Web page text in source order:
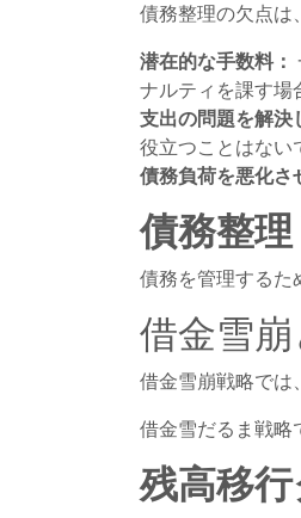
債務整理の欠点は
潜在的な手数料：
ナルティを課す場
支出の問題を解
役立つことはない
債務負荷を悪化さ
債務整
債務を管理するた
借金雪
借金雪崩戦略では
借金雪だるま戦略
残高移